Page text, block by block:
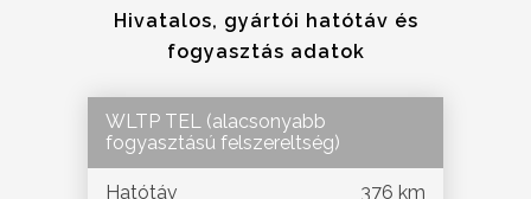
Hivatalos, gyártói hatótáv és
fogyasztás adatok
WLTP TEL (alacsonyabb
fogyasztású felszereltség)
Hatótáv 376 km